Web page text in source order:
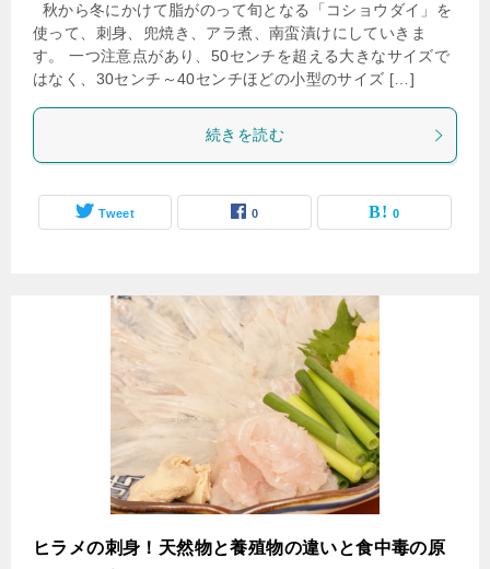
秋から冬にかけて脂がのって旬となる「コショウダイ」を
使って、刺身、兜焼き、アラ煮、南蛮漬けにしていきま
す。 一つ注意点があり、50センチを超える大きなサイズで
はなく、30センチ～40センチほどの小型のサイズ […]
続きを読む
Tweet 0 0
ヒラメの刺身！天然物と養殖物の違いと食中毒の原